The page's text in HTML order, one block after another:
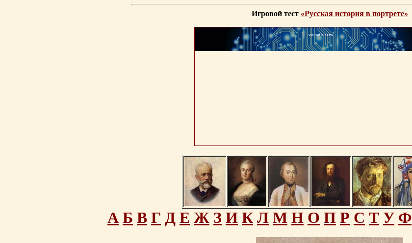
Игровой тест «Русская история в портрете»
А Б В Г Д Е Ж З И К Л М Н О П Р С Т У Ф